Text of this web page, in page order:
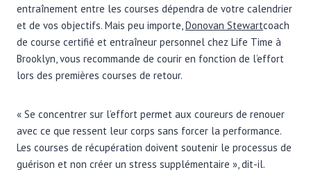
entraînement entre les courses dépendra de votre calendrier
et de vos objectifs. Mais peu importe,Donovan Stewartcoach
de course certifié et entraîneur personnel chez Life Time à
Brooklyn, vous recommande de courir en fonction de l’effort
lors des premières courses de retour.
« Se concentrer sur l’effort permet aux coureurs de renouer
avec ce que ressent leur corps sans forcer la performance.
Les courses de récupération doivent soutenir le processus de
guérison et non créer un stress supplémentaire », dit-il.